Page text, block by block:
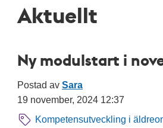
Aktuellt
Ny modulstart i
Postad av Sara
19 november, 2024 12:37
Kompetensutveckling i